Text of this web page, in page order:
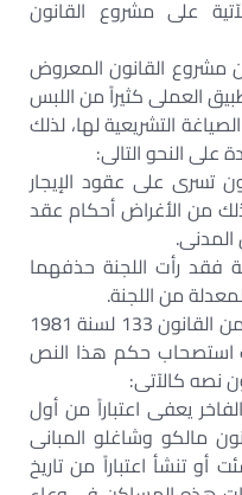
على مشروع القانون
مشروع القانون المعروض
العملى كثيراً من اللبس
التشريعية لها، لذلك
على النحو التالى:
تسرى على عقود الإيجار
من الأغراض أحكام عقد
المدنى.
فقد رأت اللجنة حذفهما
من اللجنة.
(ج) تدارست اللجنة حكم المادة 11 من القانون 133 لسنة 1981
استصحاب حكم هذا النص
نصه كالآتى:
يعفى اعتباراً من أول
مالكو وشاغلو المبانى
أو تنشأ اعتباراً من تاريخ